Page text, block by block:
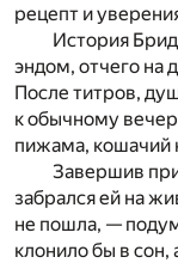
рецепт и
История
эндом, отчего на
После титров,
к обычному
пижама, кошачий
Завершив
забрался ей на
не пошла, —
клонило бы в